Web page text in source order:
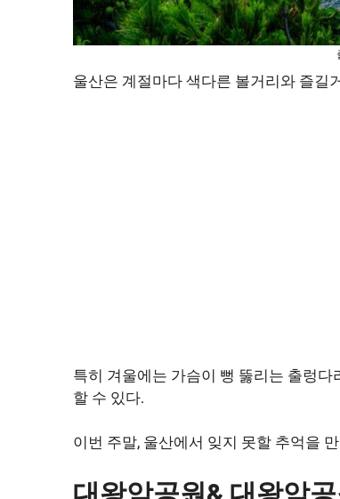
울산은 계절마다 색다른 볼거리와 즐길
특히 겨울에는 가슴이 뻥 뚫리는 출렁
할 수 있다.
이번 주말, 울산에서 잊지 못할 추억을
대왕암공원& 대왕암